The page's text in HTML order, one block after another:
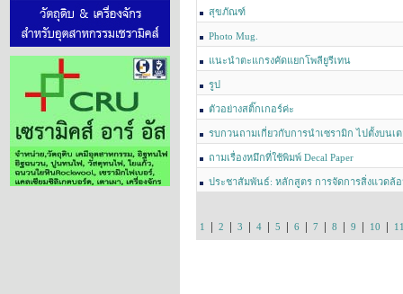
สุขภัณฑ์
Photo Mug.
แนะนำตะแกรงคัดแยกโพลียูรีเทน
รูป
ตัวอย่างสติ๊กเกอร์ค่ะ
รบกวนถามเกี่ยวกับการนำเซรามิก ไปตั้งบนเ
ถามเรื่องหมึกที่ใช้พิมพ์ Decal Paper
ประชาสัมพันธ์: หลักสูตร การจัดการสิ่งแวด
1 | 2 | 3 | 4 | 5 | 6 | 7 | 8 | 9 | 10 |